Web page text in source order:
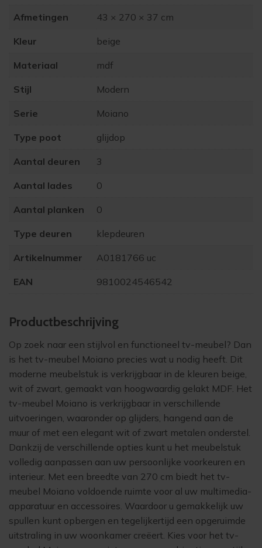
Afmetingen 43 × 270 × 37 cm
Kleur beige
Materiaal mdf
Stijl Modern
Serie Moiano
Type poot glijdop
Aantal deuren 3
Aantal lades 0
Aantal planken 0
Type deuren klepdeuren
Artikelnummer A0181766 uc
EAN 9810024546542
Product­beschrijving
Op zoek naar een stijlvol en functioneel tv-meubel? Dan
is het tv-meubel Moiano precies wat u nodig heeft. Dit
moderne meubelstuk is verkrijgbaar in de kleuren beige,
wit of zwart, gemaakt van hoogwaardig gelakt MDF. Het
tv-meubel Moiano is verkrijgbaar in verschillende
uitvoeringen, waaronder op glijders, hangend aan de
muur of met een elegant wit of zwart metalen onderstel.
Dankzij de verschillende opties kunt u het meubelstuk
volledig aanpassen aan uw persoonlijke voorkeuren en
interieur. Met een breedte van 270 cm biedt het tv-
meubel Moiano voldoende ruimte voor al uw multimedia-
apparatuur en accessoires. Waardoor u gemakkelijk uw
spullen kunt opbergen en tegelijkertijd een opgeruimde
uitstraling in uw woonkamer creëert. Kies voor het tv-